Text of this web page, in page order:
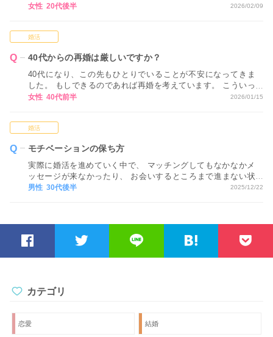
だか気恥ずかしく感じてしまいます。
女性 20代後半 2026/02/09
婚活
40代からの再婚は厳しいですか？
40代になり、この先もひとりでいることが不安になってきま
した。 もしできるのであれば再婚を考えています。 こういっ
たネットでの婚活では、40代からの再婚は厳しいですか？ ア
女性 40代前半 2026/01/15
婚活
モチベーションの保ち方
実際に婚活を進めていく中で、 マッチングしてもなかなかメ
ッセージが来なかったり、 お会いするところまで進まない状
況が続くと、 どうしても気持ちが疲れてしまい、 モチベーシ
男性 30代後半 2025/12/22
カテゴリ
恋愛 結婚